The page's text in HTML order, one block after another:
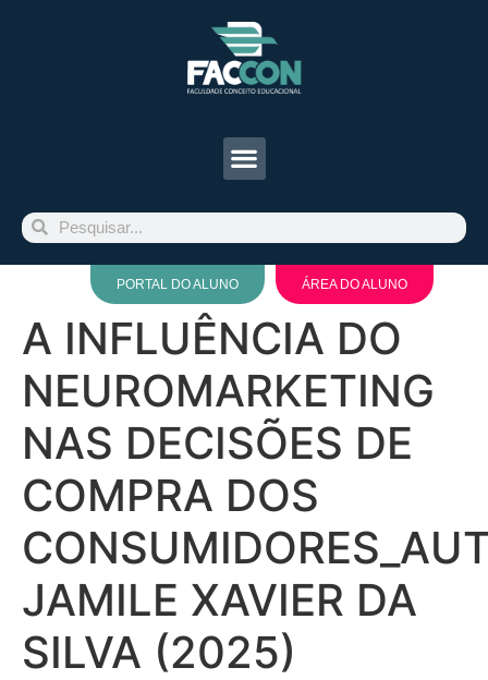
PORTAL DO ALUNO ÁREA DO ALUNO
A INFLUÊNCIA DO
NEUROMARKETING
NAS DECISÕES DE
COMPRA DOS
JAMILE XAVIER DA
SILVA (2025)